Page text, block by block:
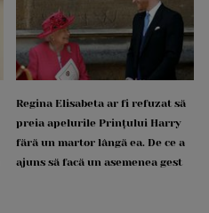
Regina Elisabeta ar fi refuzat să
preia apelurile Prințului Harry
fără un martor lângă ea. De ce a
ajuns să facă un asemenea gest